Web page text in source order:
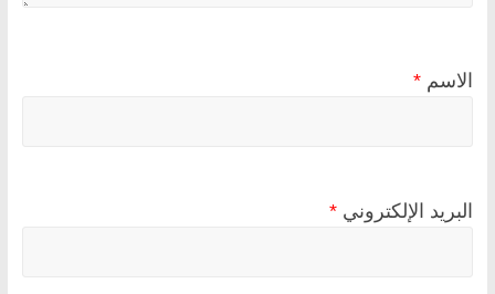
الاسم *
البريد الإلكتروني *